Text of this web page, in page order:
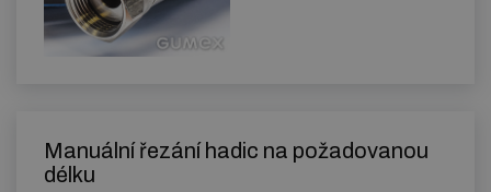
Manuální řezání hadic na požadovanou
délku